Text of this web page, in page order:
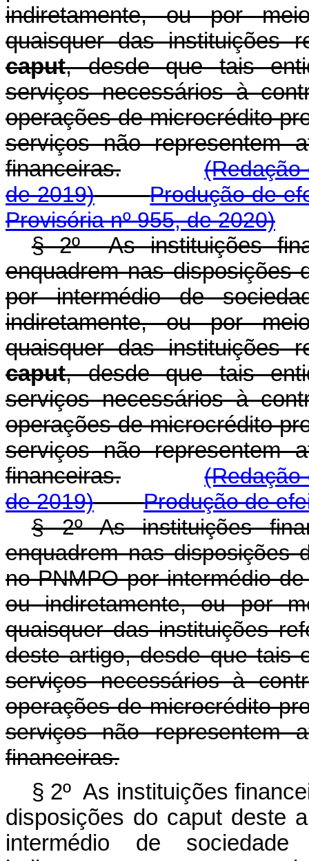
indiretamente, ou por
quaisquer das instituições
caput, desde que tais
serviços necessários à
operações de microcrédito
serviços não representem
financeiras.
(Redação
de 2019)
Produção de
Provisória nº 955, de 2020)
§ 2º As instituições
enquadrem nas disposições
por intermédio de
indiretamente, ou por
quaisquer das instituições
caput, desde que tais
serviços necessários à
operações de microcrédito
serviços não representem
financeiras.
(Redação
de 2019)
Produção de
§ 2º As instituições
enquadrem nas disposições
no PNMPO por intermédio
ou indiretamente, ou por
quaisquer das instituições
deste artigo, desde que tais
serviços necessários à
operações de microcrédito
serviços não representem
financeiras.
§ 2º As instituições
disposições do caput deste
intermédio de